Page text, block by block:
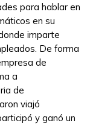
para hablar en
en su
imparte
De forma
de
a
de
viajó
y ganó un